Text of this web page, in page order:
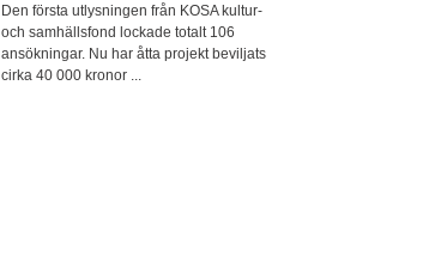
Den första utlysningen från KOSA kultur-
och samhällsfond lockade totalt 106
ansökningar. Nu har åtta projekt beviljats
cirka 40 000 kronor ...